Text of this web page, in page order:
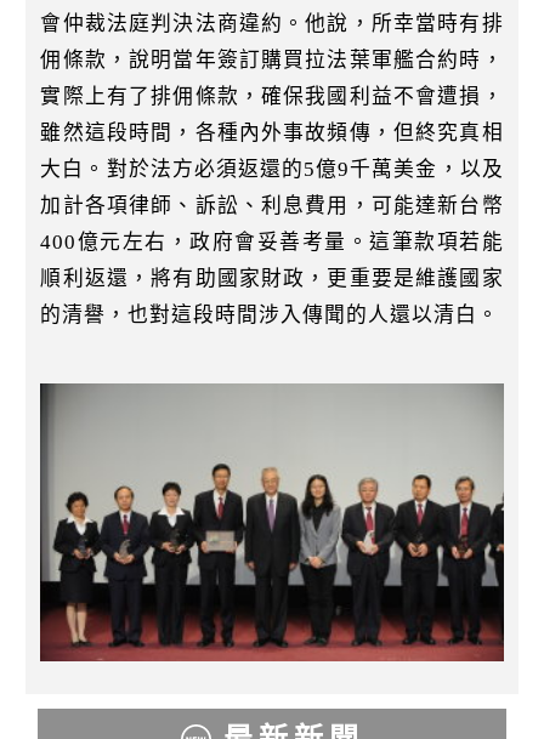
會仲裁法庭判決法商違約。他說，所幸當時有排
佣條款，說明當年簽訂購買拉法葉軍艦合約時，
實際上有了排佣條款，確保我國利益不會遭損，
雖然這段時間，各種內外事故頻傳，但終究真相
大白。對於法方必須返還的5億9千萬美金，以及
加計各項律師、訴訟、利息費用，可能達新台幣
400億元左右，政府會妥善考量。這筆款項若能
順利返還，將有助國家財政，更重要是維護國家
的清譽，也對這段時間涉入傳聞的人還以清白。